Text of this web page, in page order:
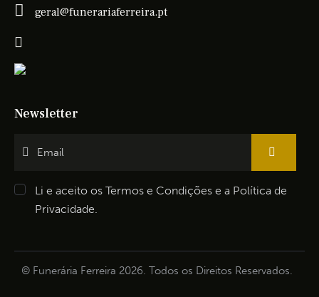
geral@funerariaferreira.pt
Newsletter
Li e aceito osTermos e Condiçõese a Política de
Privacidade.
© Funerária Ferreira 2026. Todos os Direitos Reservados.